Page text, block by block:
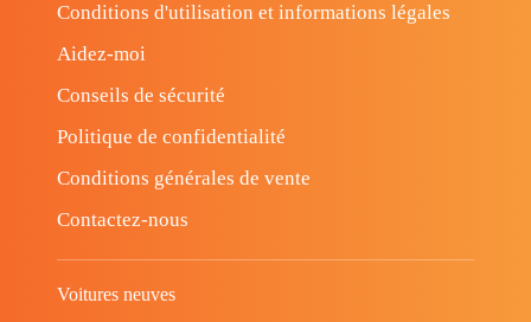
Conditions d'utilisation et informations légales
Aidez-moi
Conseils de sécurité
Politique de confidentialité
Conditions générales de vente
Contactez-nous
Voitures neuves